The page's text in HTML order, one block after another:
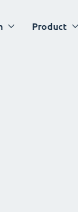
Product